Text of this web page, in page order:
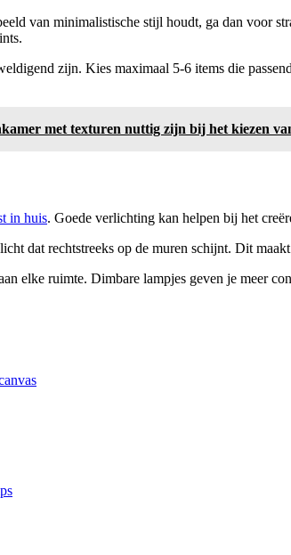
van minimalistische stijl houdt, ga dan voor
zijn. Kies maximaal 5-6 items die
met texturen nuttig zijn bij het kiezen
in huis. Goede verlichting kan helpen bij het
dat rechtstreeks op de muren schijnt. Dit
elke ruimte. Dimbare lampjes geven je meer